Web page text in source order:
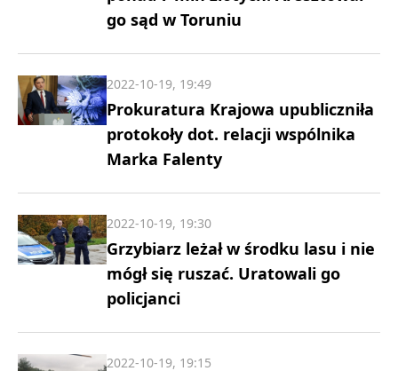
go sąd w Toruniu
Prokuratura Krajowa upubliczniła
protokoły dot. relacji wspólnika
Marka Falenty
2022-10-19, 19:49
Grzybiarz leżał w środku lasu i nie
mógł się ruszać. Uratowali go
policjanci
2022-10-19, 19:30
2022-10-19, 19:15